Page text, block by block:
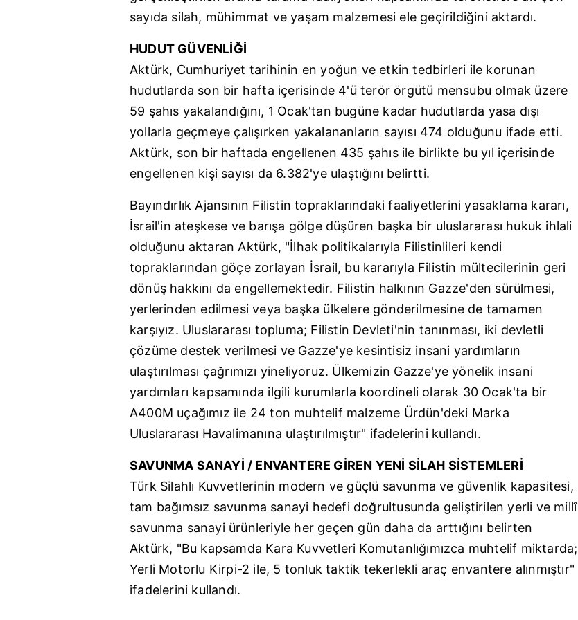
mevzuata uygun olarak kullanılan çerezlerle ilgili bilgi almak için lütfen
sayıda silah, mühimmat ve yaşam malzemesi ele geçirildiğini aktardı.
HUDUT GÜVENLİĞİ
Aktürk, Cumhuriyet tarihinin en yoğun ve etkin tedbirleri ile korunan
hudutlarda son bir hafta içerisinde 4'ü terör örgütü mensubu olmak üzere
59 şahıs yakalandığını, 1 Ocak'tan bugüne kadar hudutlarda yasa dışı
yollarla geçmeye çalışırken yakalananların sayısı 474 olduğunu ifade etti.
Aktürk, son bir haftada engellenen 435 şahıs ile birlikte bu yıl içerisinde
engellenen kişi sayısı da 6.382'ye ulaştığını belirtti.
Bayındırlık Ajansının Filistin topraklarındaki faaliyetlerini yasaklama kararı,
İsrail'in ateşkese ve barışa gölge düşüren başka bir uluslararası hukuk ihlali
olduğunu aktaran Aktürk, "İlhak politikalarıyla Filistinlileri kendi
topraklarından göçe zorlayan İsrail, bu kararıyla Filistin mültecilerinin geri
dönüş hakkını da engellemektedir. Filistin halkının Gazze'den sürülmesi,
yerlerinden edilmesi veya başka ülkelere gönderilmesine de tamamen
karşıyız. Uluslararası topluma; Filistin Devleti'nin tanınması, iki devletli
çözüme destek verilmesi ve Gazze'ye kesintisiz insani yardımların
ulaştırılması çağrımızı yineliyoruz. Ülkemizin Gazze'ye yönelik insani
yardımları kapsamında ilgili kurumlarla koordineli olarak 30 Ocak'ta bir
A400M uçağımız ile 24 ton muhtelif malzeme Ürdün'deki Marka
Uluslararası Havalimanına ulaştırılmıştır" ifadelerini kullandı.
SAVUNMA SANAYİ / ENVANTERE GİREN YENİ SİLAH SİSTEMLERİ
Türk Silahlı Kuvvetlerinin modern ve güçlü savunma ve güvenlik kapasitesi,
tam bağımsız savunma sanayi hedefi doğrultusunda geliştirilen yerli ve millî
savunma sanayi ürünleriyle her geçen gün daha da arttığını belirten
Aktürk, "Bu kapsamda Kara Kuvvetleri Komutanlığımızca muhtelif miktarda;
Yerli Motorlu Kirpi-2 ile, 5 tonluk taktik tekerlekli araç envantere alınmıştır"
ifadelerini kullandı.